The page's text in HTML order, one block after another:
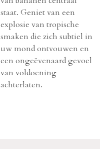
staat. Geniet van een
explosie van tropische
smaken die zich subtiel in
uw mond ontvouwen en
een ongeëvenaard gevoel
van voldoening
achterlaten.